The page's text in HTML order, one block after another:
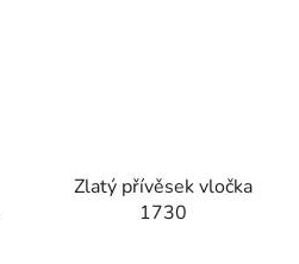
Zlatý přívěsek vločka
1730